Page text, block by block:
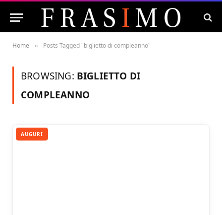
Home » Posts Tagged "biglietto di compleanno"
BROWSING: BIGLIETTO DI
COMPLEANNO
AUGURI